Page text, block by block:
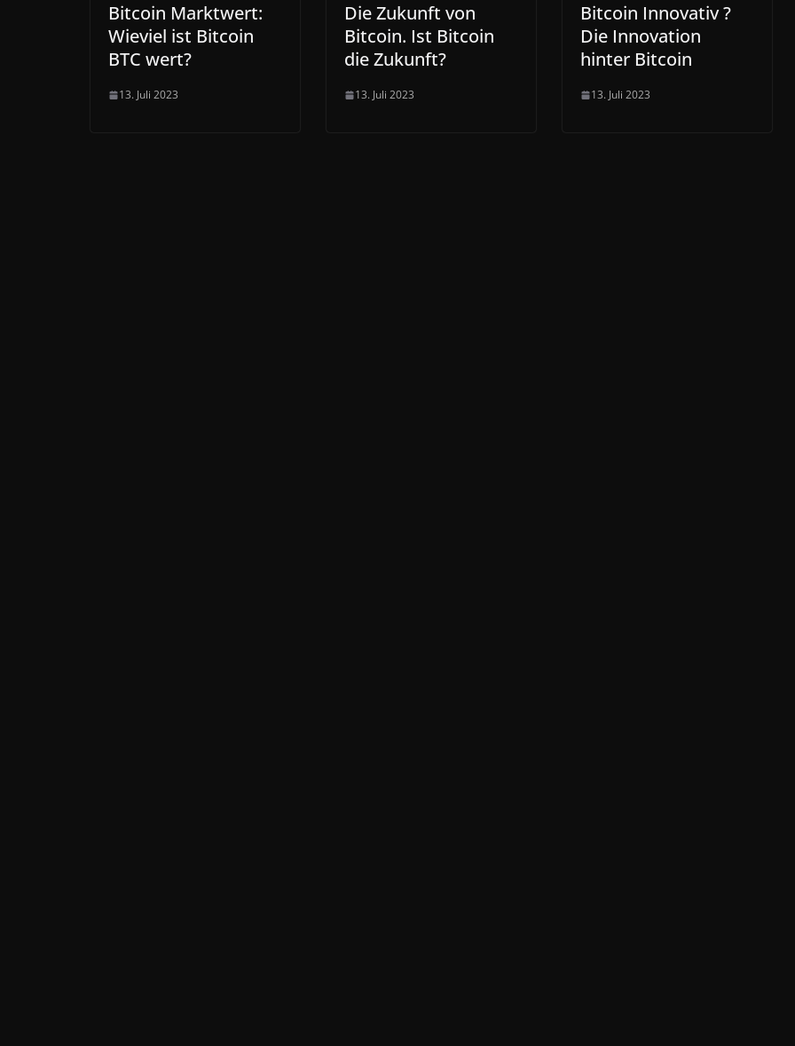
Bitcoin Marktwert:
Wieviel ist Bitcoin
BTC wert?
13. Juli 2023
Die Zukunft von
Bitcoin. Ist Bitcoin
die Zukunft?
13. Juli 2023
Bitcoin Innovativ ?
Die Innovation
hinter Bitcoin
13. Juli 2023